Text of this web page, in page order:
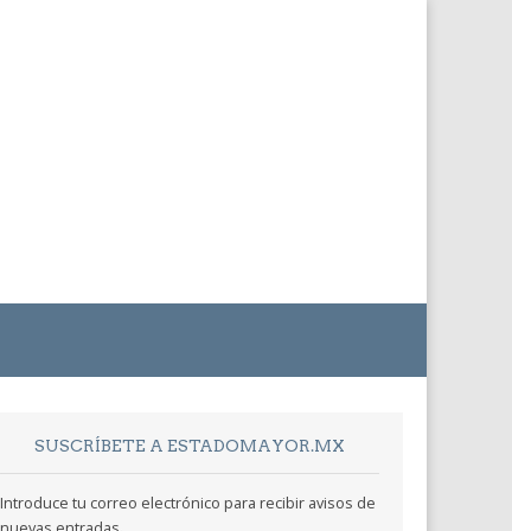
SUSCRÍBETE A ESTADOMAYOR.MX
Introduce tu correo electrónico para recibir avisos de